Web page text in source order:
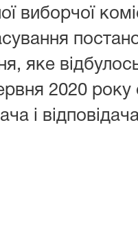
виборчої
яке
2020
і